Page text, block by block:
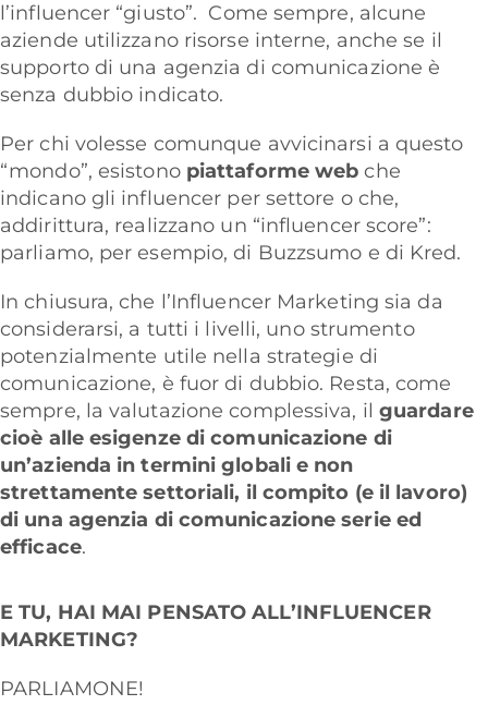
l’influencer “giusto”. Come sempre, alcune
aziende utilizzano risorse interne, anche se il
supporto di una agenzia di comunicazione è
senza dubbio indicato.
Per chi volesse comunque avvicinarsi a questo
“mondo”, esistono piattaforme web che
indicano gli influencer per settore o che,
addirittura, realizzano un “influencer score”:
parliamo, per esempio, di Buzzsumo e di Kred.
In chiusura, che l’Influencer Marketing sia da
considerarsi, a tutti i livelli, uno strumento
potenzialmente utile nella strategie di
comunicazione, è fuor di dubbio. Resta, come
sempre, la valutazione complessiva, il guardare
cioè alle esigenze di comunicazione di
un’azienda in termini globali e non
strettamente settoriali, il compito (e il lavoro)
di una agenzia di comunicazione serie ed
efficace.
E TU, HAI MAI PENSATO ALL’INFLUENCER
MARKETING?
PARLIAMONE!